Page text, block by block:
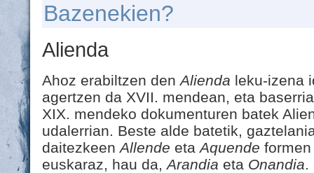
Bazenekien?
Alienda
Ahoz erabiltzen denAlienda leku-izena
agertzen da XVII. mendean, eta
XIX. mendeko dokumenturen batek
udalerrian. Beste alde batetik,
daitezkeenAllende etaAquende
euskaraz, hau da,Arandia eta Onandia.